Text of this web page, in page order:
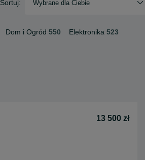
Sortuj: Wybrane dla Ciebie
Dom i Ogród 550 Elektronika 523
13 500 zł